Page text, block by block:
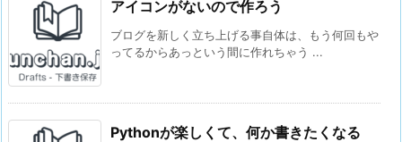
アイコンがないので作ろう
ブログを新しく立ち上げる事自体は、もう何回もや
ってるからあっという間に作れちゃう ...
Pythonが楽しくて、何か書きたくなる